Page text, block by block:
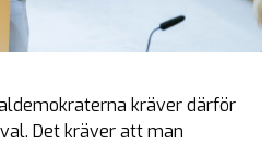
kräver därför
Det kräver att man